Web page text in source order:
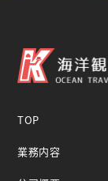
TOP
業務内容